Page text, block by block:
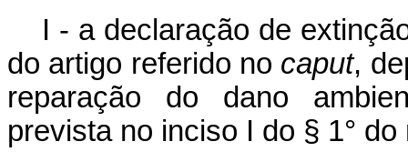
I - a declaração de
do artigo referido no caput,
reparação do dano
prevista no inciso I do § 1°